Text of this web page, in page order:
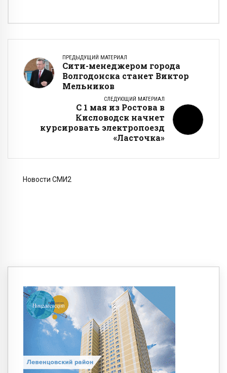
ПРЕДЫДУЩИЙ МАТЕРИАЛ
Сити-менеджером города
Волгодонска станет Виктор
Мельников
СЛЕДУЮЩИЙ МАТЕРИАЛ
С 1 мая из Ростова в
Кисловодск начнет
курсировать электропоезд
«Ласточка»
Новости СМИ2